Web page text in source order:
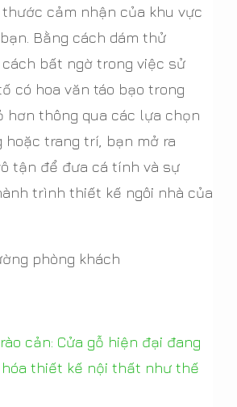
cảm nhận của khu vực
Bằng cách dám thử
bất ngờ trong việc sử
có hoa văn táo bạo trong
hơn thông qua các lựa chọn
hoặc trang trí, bạn mở ra
tận để đưa cá tính và sự
trình thiết kế ngôi nhà của
phòng khách
cản: Cửa gỗ hiện đại đang
thiết kế nội thất như thế